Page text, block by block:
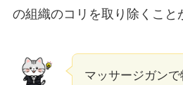
の組織のコリを取り除くこと
マッサージガン